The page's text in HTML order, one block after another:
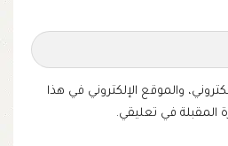
والموقع الإلكتروني في هذا
المقبلة في تعليقي.